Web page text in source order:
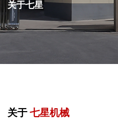
关于七星
关于 七星机械